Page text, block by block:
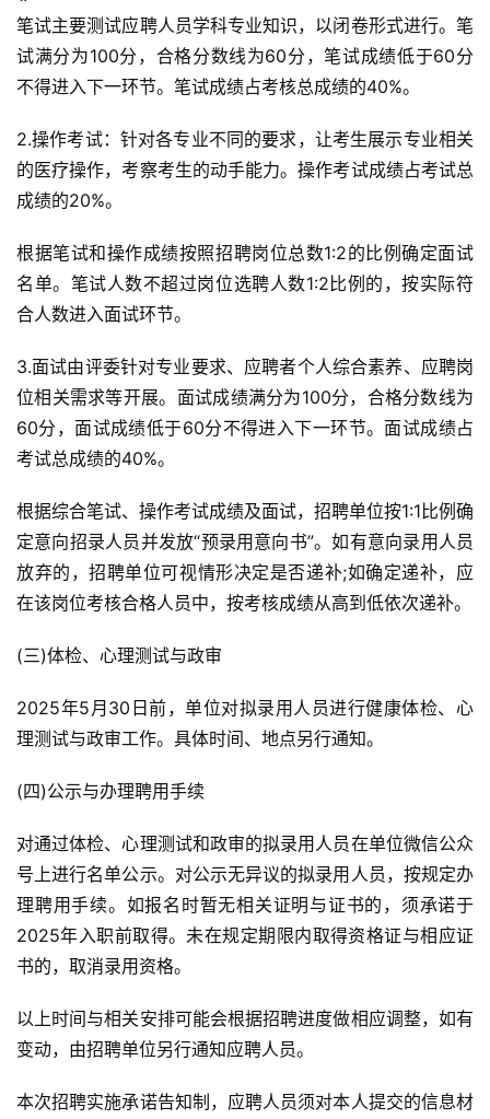
笔试主要测试应聘人员学科专业知识，以闭卷形式进行。笔
试满分为100分，合格分数线为60分，笔试成绩低于60分
不得进入下一环节。笔试成绩占考核总成绩的40%。
2.操作考试：针对各专业不同的要求，让考生展示专业相关
的医疗操作，考察考生的动手能力。操作考试成绩占考试总
成绩的20%。
根据笔试和操作成绩按照招聘岗位总数1:2的比例确定面试
名单。笔试人数不超过岗位选聘人数1:2比例的，按实际符
合人数进入面试环节。
3.面试由评委针对专业要求、应聘者个人综合素养、应聘岗
位相关需求等开展。面试成绩满分为100分，合格分数线为
60分，面试成绩低于60分不得进入下一环节。面试成绩占
考试总成绩的40%。
根据综合笔试、操作考试成绩及面试，招聘单位按1:1比例确
定意向招录人员并发放“预录用意向书”。如有意向录用人员
放弃的，招聘单位可视情形决定是否递补;如确定递补，应
在该岗位考核合格人员中，按考核成绩从高到低依次递补。
(三)体检、心理测试与政审
2025年5月30日前，单位对拟录用人员进行健康体检、心
理测试与政审工作。具体时间、地点另行通知。
(四)公示与办理聘用手续
对通过体检、心理测试和政审的拟录用人员在单位微信公众
号上进行名单公示。对公示无异议的拟录用人员，按规定办
理聘用手续。如报名时暂无相关证明与证书的，须承诺于
2025年入职前取得。未在规定期限内取得资格证与相应证
书的，取消录用资格。
以上时间与相关安排可能会根据招聘进度做相应调整，如有
变动，由招聘单位另行通知应聘人员。
本次招聘实施承诺告知制，应聘人员须对本人提交的信息材